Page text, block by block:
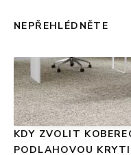
NEPŘEHLÉDNĚTE
KDY ZVOLIT
PODLAHOVOU